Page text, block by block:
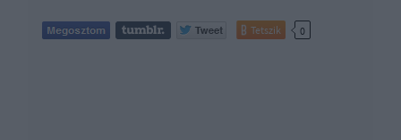
Tetszik 0